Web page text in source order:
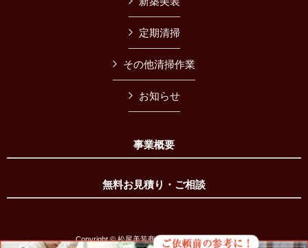
定期清掃
その他清掃作業
お知らせ
事業概要
無料お見積り・ご相談
Copyright © 松尾美装商会 All Rights Reserved.